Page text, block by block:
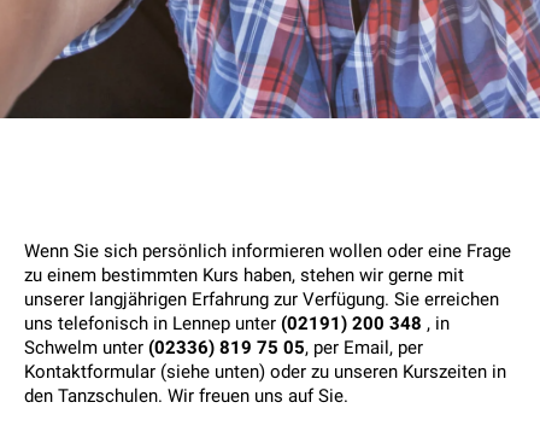
Wenn Sie sich persönlich informieren wollen oder eine Frage
zu einem bestimmten Kurs haben, stehen wir gerne mit
unserer langjährigen Erfahrung zur Verfügung. Sie erreichen
uns telefonisch in Lennep unter (02191) 200 348 , in
Schwelm unter (02336) 819 75 05, per Email, per
Kontaktformular (siehe unten) oder zu unseren Kurszeiten in
den Tanzschulen. Wir freuen uns auf Sie.